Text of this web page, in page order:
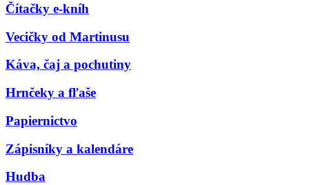
Čítačky e-kníh
Vecičky od Martinusu
Káva, čaj a pochutiny
Hrnčeky a fľaše
Papiernictvo
Zápisníky a kalendáre
Hudba